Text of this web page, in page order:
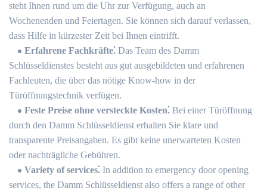
steht Ihnen rund um die Uhr zur Verfügung, auch an
Wochenenden und Feiertagen. Sie können sich darauf verlassen,
dass Hilfe in kürzester Zeit bei Ihnen eintrifft.​
Erfahrene Fachkräfte⁚ Das Team des Damm
Schlüsseldienstes besteht aus gut ausgebildeten und erfahrenen
Fachleuten, die über das nötige Know-how in der
Türöffnungstechnik verfügen.​
Feste Preise ohne versteckte Kosten⁚ Bei einer Türöffnung
durch den Damm Schlüsseldienst erhalten Sie klare und
transparente Preisangaben. Es gibt keine unerwarteten Kosten
oder nachträgliche Gebühren.​
Variety of services⁚ In addition to emergency door opening
services, the Damm Schlüsseldienst also offers a range of other